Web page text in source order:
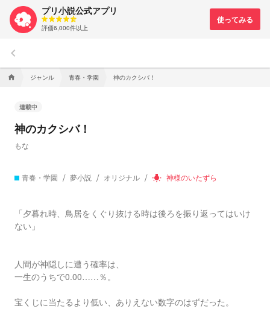
プリ小説公式アプリ
評価6,000件以上
keyboard_arrow_left
home ジャンル 青春・学園 神のカクシバ！
連載中
神のカクシバ！
もな
青春・学園 夢小説 オリジナル wb_incandescent 神様のいたずら
「夕暮れ時、鳥居をくぐり抜ける時は後ろを振り返ってはいけ
ない」
人間が神隠しに遭う確率は、
一生のうちで0.00……％。
宝くじに当たるより低い、ありえない数字のはずだった。